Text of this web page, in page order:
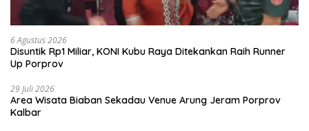
6 Agustus 2026
Disuntik Rp1 Miliar, KONI Kubu Raya Ditekankan Raih Runner
Up Porprov
29 Juli 2026
Area Wisata Biaban Sekadau Venue Arung Jeram Porprov
Kalbar